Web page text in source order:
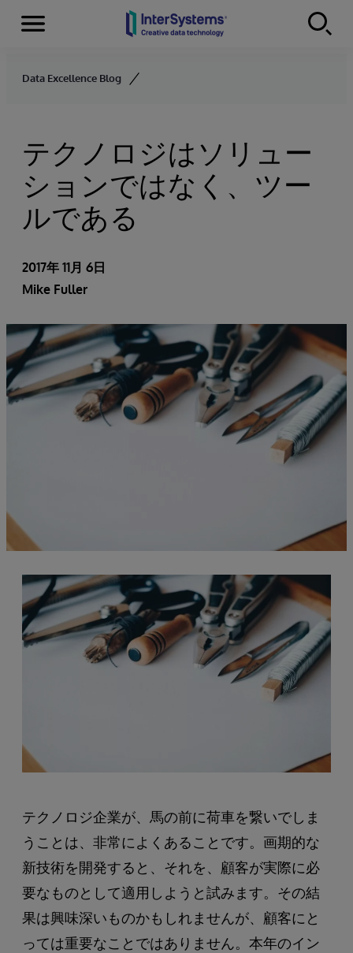
Skip to content
Menu
Data Excellence Blog
テクノロジはソリュー
ションではなく、ツー
ルである
2017年 11月 6日
Mike Fuller
テクノロジ企業が、馬の前に荷車を繋いでしま
うことは、非常によくあることです。画期的な
新技術を開発すると、それを、顧客が実際に必
要なものとして適用しようと試みます。その結
果は興味深いものかもしれませんが、顧客にと
っては重要なことではありません。本年のイン